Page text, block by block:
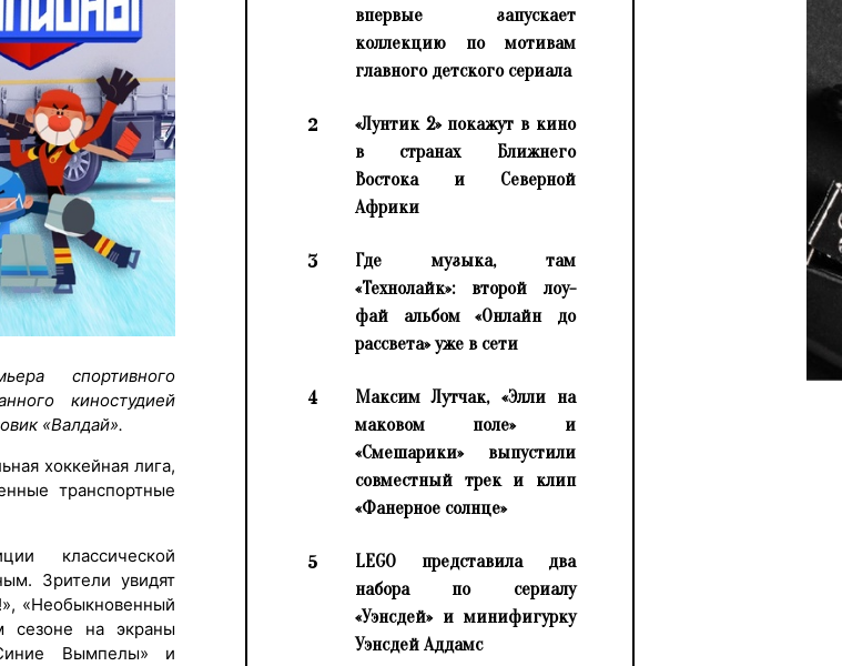
спортивного
киностудией
«Валдай».
хоккейная лига,
транспортные
классической
Зрители увидят
«Необыкновенный
сезоне на экраны
Вымпелы» и
впервые запускает
коллекцию по мотивам
главного детского сериала
2
«Лунтик 2» покажут в кино
в странах Ближнего
Востока и Северной
Африки
3
Где музыка, там
«Технолайк»: второй лоу-
фай альбом «Онлайн до
рассвета» уже в сети
4
Максим Лутчак, «Элли на
маковом поле» и
«Смешарики» выпустили
совместный трек и клип
«Фанерное солнце»
5
LEGO представила два
набора по сериалу
«Уэнсдей» и минифигурку
Уэнсдей Аддамс